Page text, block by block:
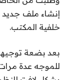
إنشاء ملف جديد
خلفية المكتب.
بعد بضعة
للموجه عدة